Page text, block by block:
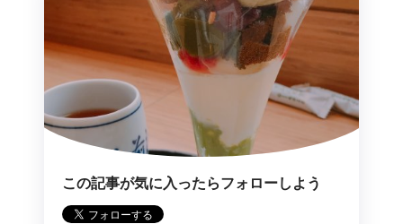
この記事が気に入ったらフォローしよう